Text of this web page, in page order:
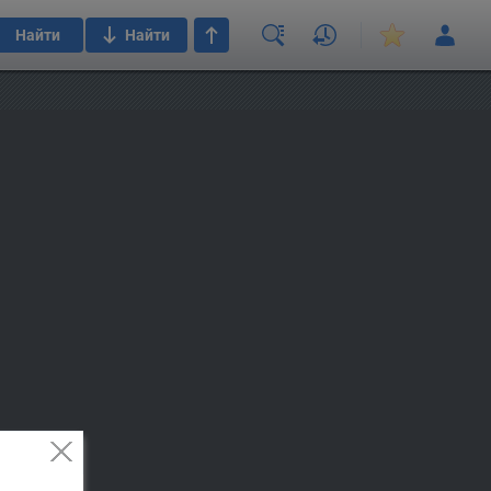
Найти Найти